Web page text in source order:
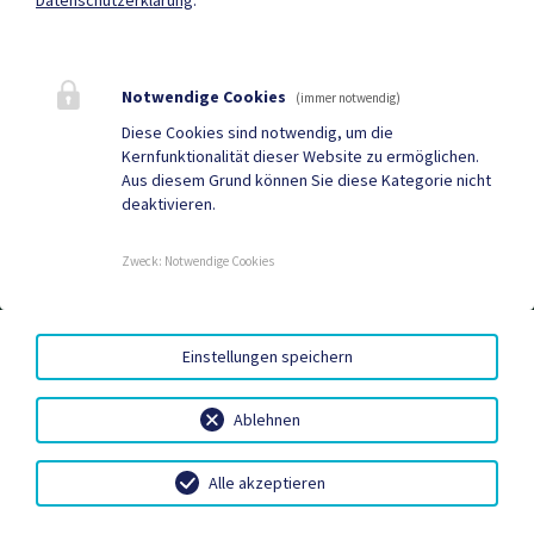
Quicklinks
Geko digital Gemeinde-
Neuigkeiten
Tourismus
Gemeindenachrichten
EED III AMTSSIGNATUR | BARRIEREFREIHEIT
DATENSCHUTZ|SITEMAP|IMPRESSUM
Notwendige Cookies (immer notwendig)
Diese Cookies sind notwendig, um die
Kernfunktionalität dieser Website zu ermöglichen.
Aus diesem Grund können Sie diese Kategorie nicht
deaktivieren.
Zweck: Notwendige Cookies
Ablehnen
Einstellungen speichern
Alle akzeptieren